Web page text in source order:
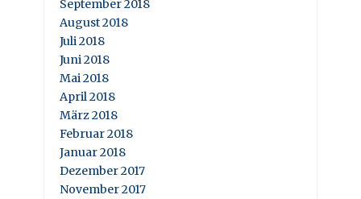
September 2018
August 2018
Juli 2018
Juni 2018
Mai 2018
April 2018
März 2018
Februar 2018
Januar 2018
Dezember 2017
November 2017